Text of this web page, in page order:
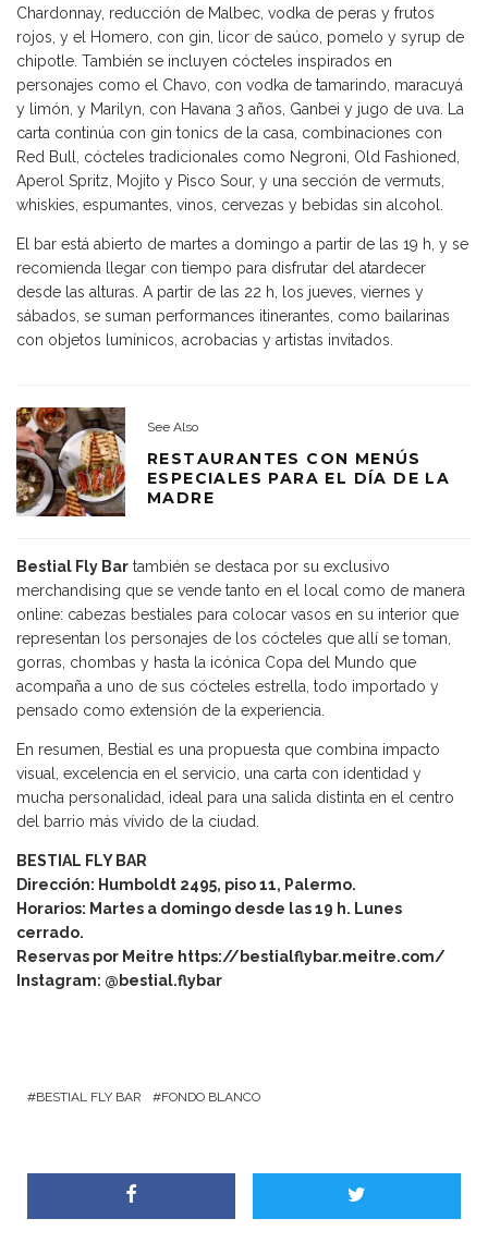
Chardonnay, reducción de Malbec, vodka de peras y frutos
rojos, y el Homero, con gin, licor de saúco, pomelo y syrup de
chipotle. También se incluyen cócteles inspirados en
personajes como el Chavo, con vodka de tamarindo, maracuyá
y limón, y Marilyn, con Havana 3 años, Ganbei y jugo de uva. La
carta continúa con gin tonics de la casa, combinaciones con
Red Bull, cócteles tradicionales como Negroni, Old Fashioned,
Aperol Spritz, Mojito y Pisco Sour, y una sección de vermuts,
whiskies, espumantes, vinos, cervezas y bebidas sin alcohol.
El bar está abierto de martes a domingo a partir de las 19 h, y se
recomienda llegar con tiempo para disfrutar del atardecer
desde las alturas. A partir de las 22 h, los jueves, viernes y
sábados, se suman performances itinerantes, como bailarinas
con objetos lumínicos, acrobacias y artistas invitados.
See Also
RESTAURANTES CON MENÚS
ESPECIALES PARA EL DÍA DE LA
MADRE
Bestial Fly Bar también se destaca por su exclusivo
merchandising que se vende tanto en el local como de manera
online: cabezas bestiales para colocar vasos en su interior que
representan los personajes de los cócteles que allí se toman,
gorras, chombas y hasta la icónica Copa del Mundo que
acompaña a uno de sus cócteles estrella, todo importado y
pensado como extensión de la experiencia.
En resumen, Bestial es una propuesta que combina impacto
visual, excelencia en el servicio, una carta con identidad y
mucha personalidad, ideal para una salida distinta en el centro
del barrio más vívido de la ciudad.
BESTIAL FLY BAR
Dirección: Humboldt 2495, piso 11, Palermo.
Horarios: Martes a domingo desde las 19 h. Lunes
cerrado.
Reservas por Meitre https://bestialflybar.meitre.com/
Instagram: @bestial.flybar
BESTIAL FLY BAR FONDO BLANCO